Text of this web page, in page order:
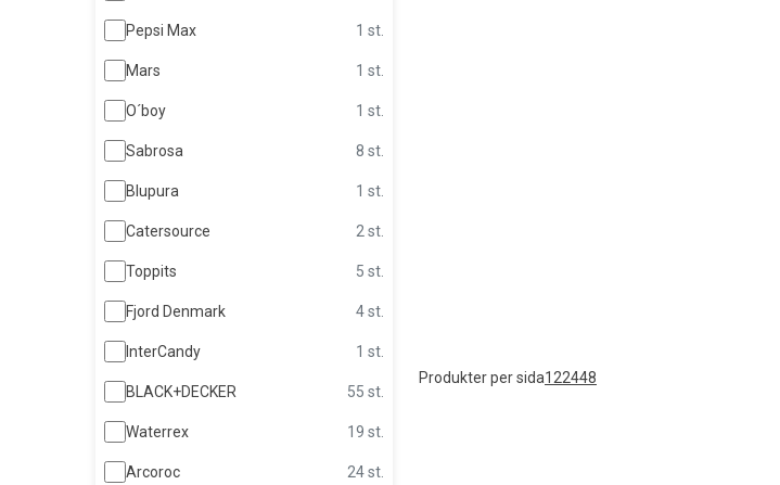
Pepsi Max 1 st.
Mars 1 st.
O´boy 1 st.
Sabrosa 8 st.
Blupura 1 st.
Catersource 2 st.
Toppits 5 st.
Fjord Denmark 4 st.
InterCandy 1 st.
BLACK+DECKER 55 st.
Waterrex 19 st.
Arcoroc 24 st.
Produkter per sida122448